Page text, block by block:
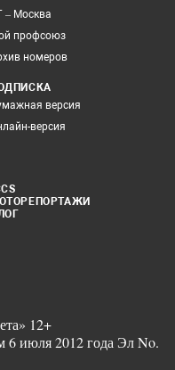
– Москва
профсоюз
номеров
версия
версия
12+
6 июля 2012 года Эл No.